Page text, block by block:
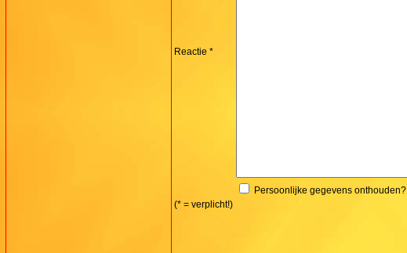
Reactie *
Persoonlijke gegevens onthouden?
(* = verplicht!)